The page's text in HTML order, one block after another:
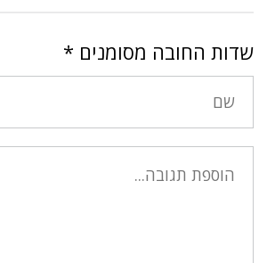
שדות החובה מסומנים *